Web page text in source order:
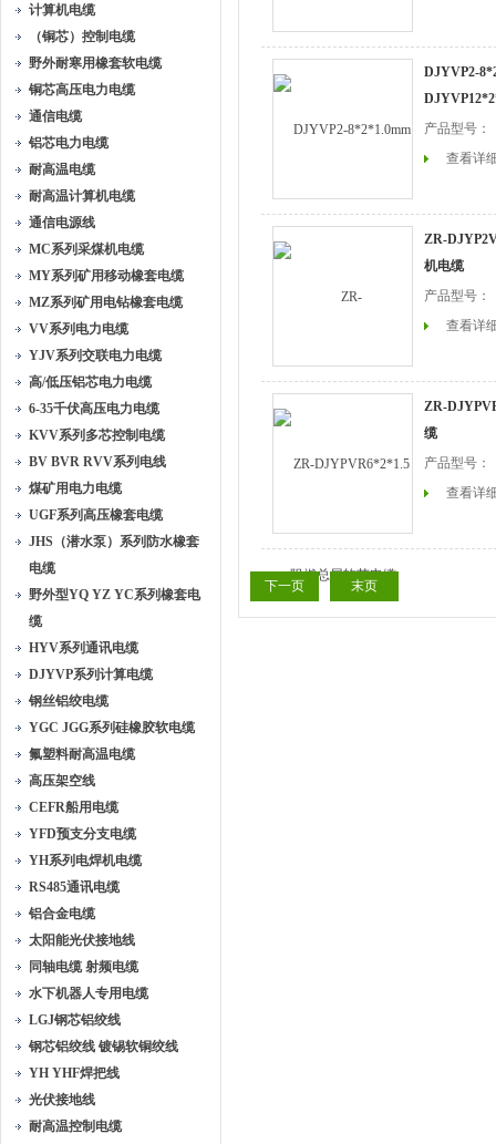
计算机电缆
（铜芯）控制电缆
野外耐寒用橡套软电缆
铜芯高压电力电缆
通信电缆
铝芯电力电缆
耐高温电缆
耐高温计算机电缆
通信电源线
MC系列采煤机电缆
MY系列矿用移动橡套电缆
MZ系列矿用电钻橡套电缆
VV系列电力电缆
YJV系列交联电力电缆
高/低压铝芯电力电缆
6-35千伏高压电力电缆
KVV系列多芯控制电缆
BV BVR RVV系列电线
煤矿用电力电缆
UGF系列高压橡套电缆
JHS（潜水泵）系列防水橡套
电缆
野外型YQ YZ YC系列橡套电
缆
HYV系列通讯电缆
DJYVP系列计算电缆
钢丝铝绞电缆
YGC JGG系列硅橡胶软电缆
氟塑料耐高温电缆
高压架空线
CEFR船用电缆
YFD预支分支电缆
YH系列电焊机电缆
RS485通讯电缆
铝合金电缆
太阳能光伏接地线
同轴电缆 射频电缆
水下机器人专用电缆
LGJ钢芯铝绞线
钢芯铝绞线 镀锡软铜绞线
YH YHF焊把线
光伏接地线
耐高温控制电缆
DJYVP2-
产品型号：
查看详
ZR-
机电缆
产品型号：
查看详
ZR-
缆
产品型号：
查看详
下一页 末页